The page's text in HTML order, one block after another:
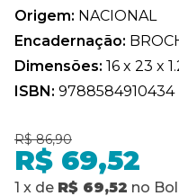
Origem: NACIONAL
Encadernação:
Dimensões: 16 x 23 x
ISBN: 9788584910434
R$ 86,90
R$ 69,52
1 x de R$ 69,52 no